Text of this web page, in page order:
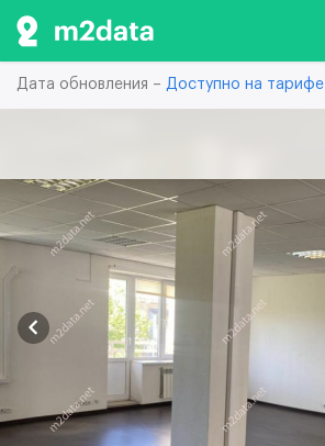
Дата обновления – Доступно на тарифе